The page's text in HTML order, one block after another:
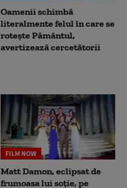
Oamenii schimbă
literalmente felul în care se
rotește Pământul,
avertizează cercetătorii
FILM NOW
Matt Damon, eclipsat de
frumoasa lui soție, pe